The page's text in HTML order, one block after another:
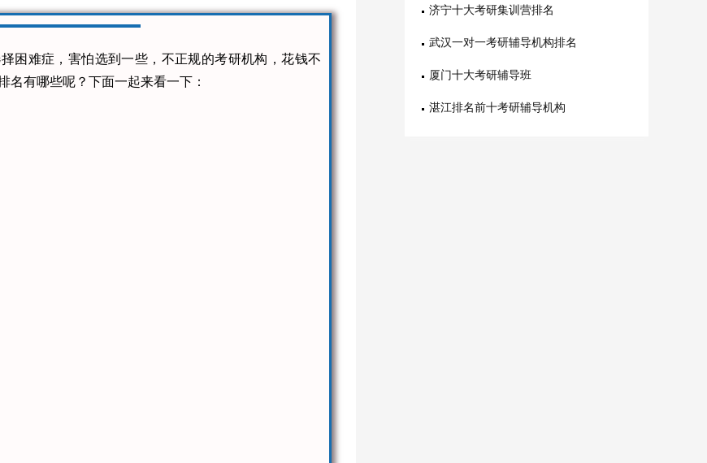
困难症，害怕选到一些，不正规的考研机构，花钱不
名有哪些呢？下面一起来看一下：
济宁十大考研集训营排名
武汉一对一考研辅导机构排名
厦门十大考研辅导班
湛江排名前十考研辅导机构